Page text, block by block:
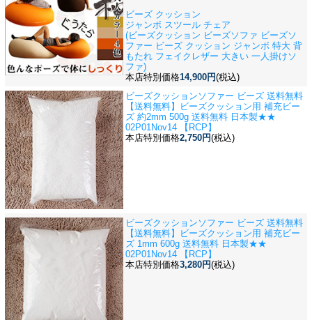
ビーズ クッション
ジャンボ スツール チェア
(ビーズクッション ビーズソファ ビーズソ
ファー ビーズ クッション ジャンボ 特大 背
もたれ フェイクレザー 大きい 一人掛けソ
ファ)
本店特別価格14,900円(税込)
ビーズクッションソファー ビーズ 送料無料
【送料無料】ビーズクッション用 補充ビー
ズ 約2mm 500g 送料無料 日本製★★
02P01Nov14 【RCP】
本店特別価格2,750円(税込)
ビーズクッションソファー ビーズ 送料無料
【送料無料】ビーズクッション用 補充ビー
ズ 1mm 600g 送料無料 日本製★★
02P01Nov14 【RCP】
本店特別価格3,280円(税込)